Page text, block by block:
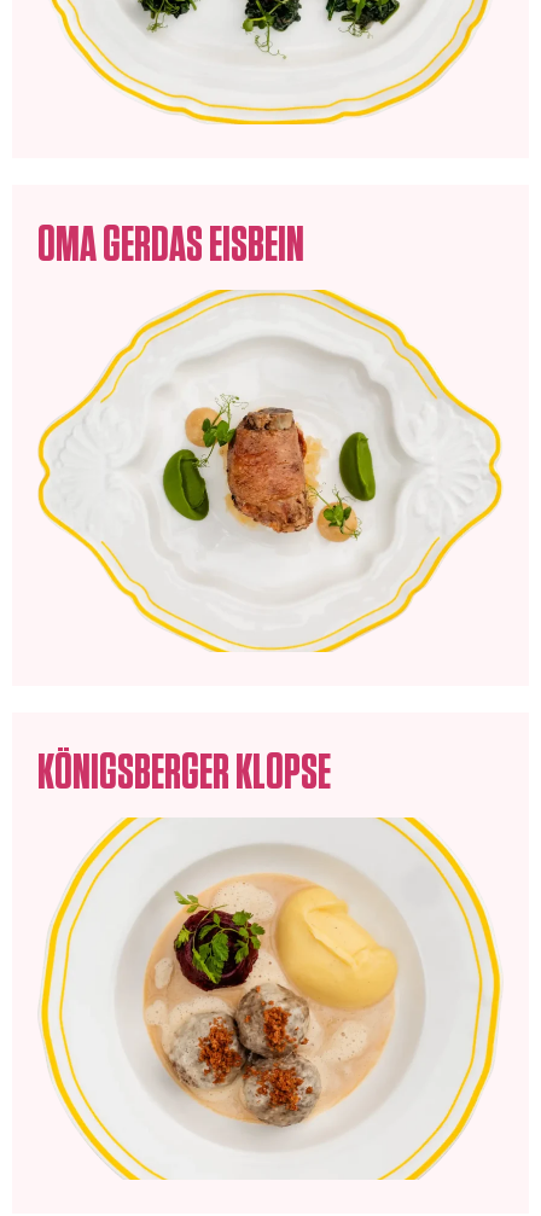
OMA GERDAS EISBEIN
KÖNIGSBERGER KLOPSE